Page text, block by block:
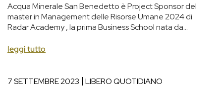
Acqua Minerale San Benedetto è Project Sponsor del
master in Management delle Risorse Umane 2024 di
Radar Academy , la prima Business School nata da...
leggi tutto
7 SETTEMBRE 2023 LIBERO QUOTIDIANO